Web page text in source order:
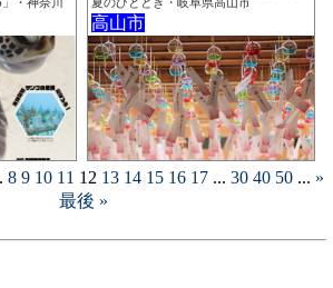
高山市
8 9 10 11 12 13 14 15 16 17 ... 30 40 50 ... »
最後 »